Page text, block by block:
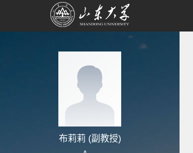
布莉莉 (副教授)